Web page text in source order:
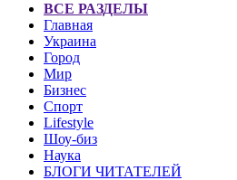
ВСЕ РАЗДЕЛЫ
Главная
Украина
Город
Мир
Бизнес
Спорт
Lifestyle
Шоу-биз
Наука
БЛОГИ ЧИТАТЕЛЕЙ